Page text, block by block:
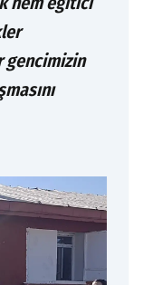
gencimizin